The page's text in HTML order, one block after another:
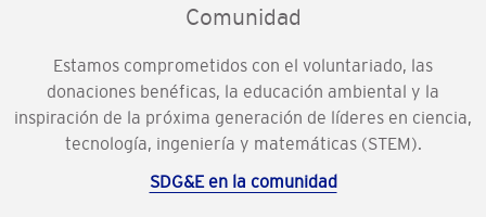
Comunidad
Estamos comprometidos con el voluntariado, las
donaciones benéficas, la educación ambiental y la
inspiración de la próxima generación de líderes en ciencia,
tecnología, ingeniería y matemáticas (STEM).
SDG&E en la comunidad